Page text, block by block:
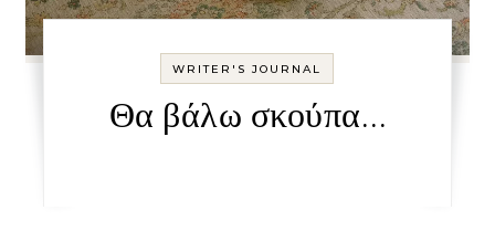
WRITER'S JOURNAL
Θα βάλω σκούπα…